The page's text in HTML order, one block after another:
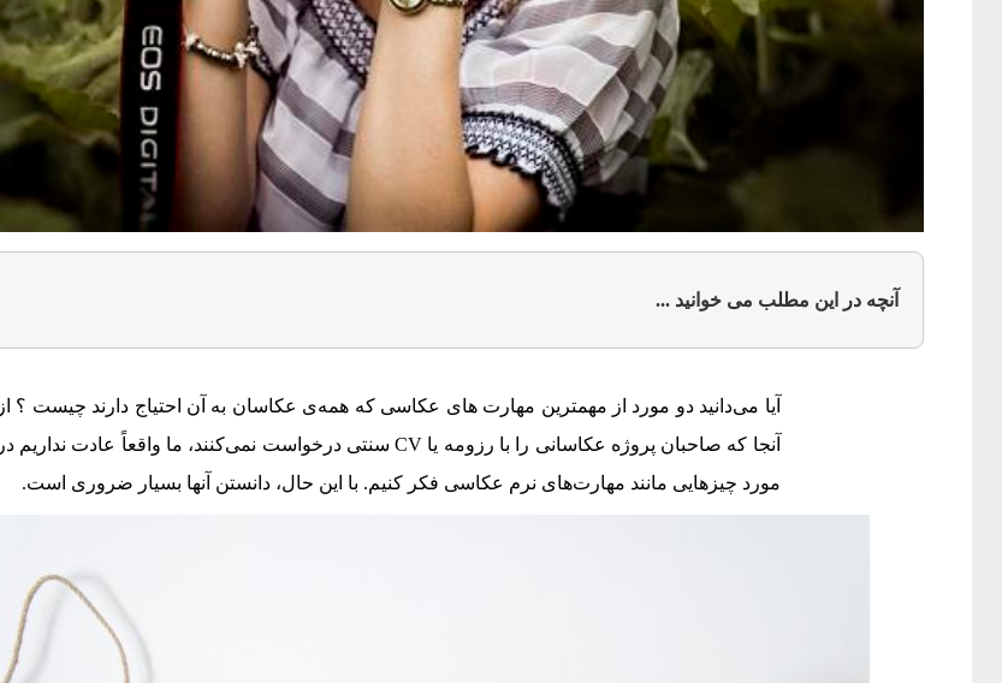
آنچه در این مطلب می خوانید ...
آیا می‌دانید دو مورد از مهمترین مهارت های عکاسی که همه‌ی عکاسان به آن احتیاج دارند چیست ؟ از
آنجا که صاحبان پروژه عکاسانی را با رزومه یا CV سنتی درخواست نمی‌کنند، ما واقعاً عادت نداریم در
مورد چیزهایی مانند مهارت‌های نرم عکاسی فکر کنیم. با این حال، دانستن آنها بسیار ضروری است.